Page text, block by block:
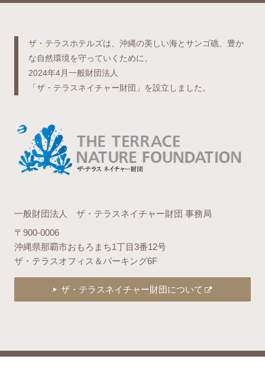
ザ・テラスホテルズは、沖縄の美しい海とサンゴ礁、豊か
な自然環境を守っていくために、
2024年4月一般財団法人
「ザ・テラスネイチャー財団」を設立しました。
一般財団法人 ザ・テラスネイチャー財団 事務局
〒900-0006
沖縄県那覇市おもろまち1丁目3番12号
ザ・テラスオフィス＆パーキング6F
ザ・テラスネイチャー財団について